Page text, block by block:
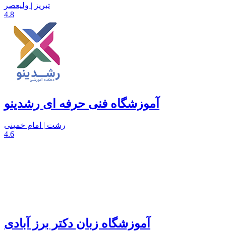
تبریز | ولیعصر
4.8
آموزشگاه فنی حرفه ای رشدینو
رشت | امام خمینی
4.6
آموزشگاه زبان دکتر برز آبادی